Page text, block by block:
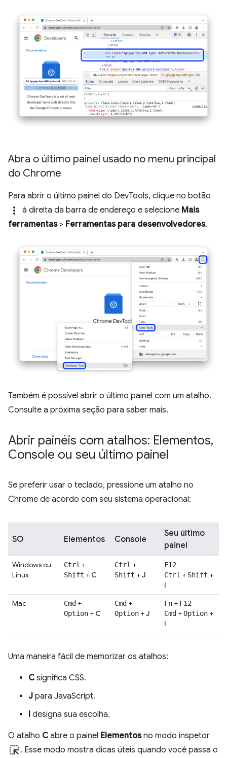
Abra o último painel usado no menu principal
do Chrome
Para abrir o último painel do DevTools, clique no botão
more_vert à direita da barra de endereço e selecione Mais
ferramentas> Ferramentas para desenvolvedores.
Também é possível abrir o último painel com um atalho.
Consulte a próxima seção para saber mais.
Abrir painéis com atalhos: Elementos,
Console ou seu último painel
Se preferir usar o teclado, pressione um atalho no
Chrome de acordo com seu sistema operacional:
SO Elementos Console
Seu último
painel
Windows ou
Linux
Ctrl +
Shift + C
Ctrl +
Shift +J
F12
Ctrl + Shift +
I
Mac
Cmd +
Option + C
Cmd +
Option +J
Fn + F12
Cmd +Option +
I
Uma maneira fácil de memorizar os atalhos:
C significa CSS.
J para JavaScript.
I designa sua escolha.
O atalho C abre o painel Elementosno modo inspetor
ink_selection . Esse modo mostra dicas úteis quando você passa o